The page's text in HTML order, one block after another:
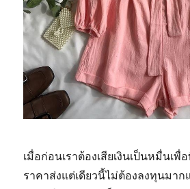
เมื่อก่อนเราต้องเสียเงินเป็นหมื่นเพื่
ราคาส่งแต่เดียวนี้ไม่ต้องลงทุนมาก